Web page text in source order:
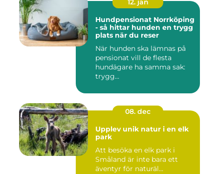
12. jan
Hundpensionat Norrköping
- så hittar hunden en trygg
plats när du reser
När hunden ska lämnas på
pensionat vill de flesta
hundägare ha samma sak:
trygg...
08. dec
Upplev unik natur i en elk
park
Att besöka en elk park i
Småland är inte bara ett
äventyr för naturäl...